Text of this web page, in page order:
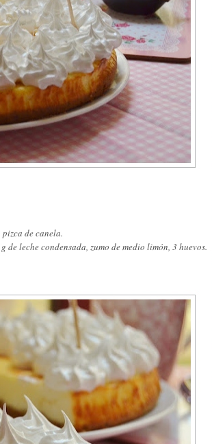
de canela.
leche condensada, zumo de medio limón, 3 huevos.